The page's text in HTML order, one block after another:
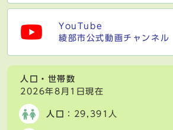
YouTube
綾部市公式動画チャンネル
人口・世帯数
2026年8月1日現在
人口 ：29,391人